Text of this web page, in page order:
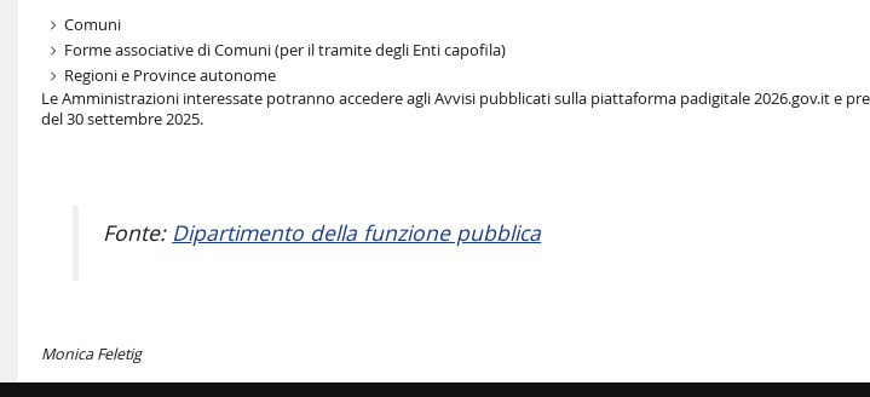
Comuni
Forme associative di Comuni (per il tramite degli Enti capofila)
Regioni e Province autonome
Le Amministrazioni interessate potranno accedere agli Avvisi pubblicati sulla piattaforma padigitale 2026.gov.it e
del 30 settembre 2025.
Fonte: Dipartimento della funzione pubblica
Monica Feletig